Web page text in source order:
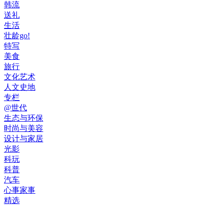
韩流
送礼
生活
壮龄go!
特写
美食
旅行
文化艺术
人文史地
专栏
@世代
生态与环保
时尚与美容
设计与家居
光影
科玩
科普
汽车
心事家事
精选